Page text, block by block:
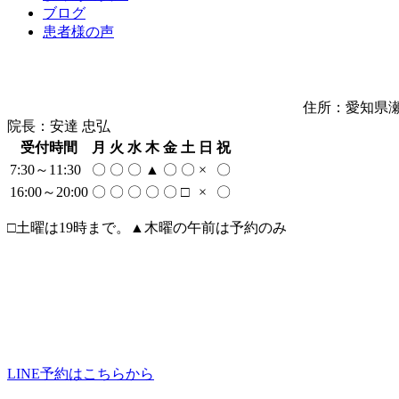
ブログ
患者様の声
住所：愛知県
院長：安達 忠弘
受付時間
月 火 水 木 金 土 日 祝
7:30～11:30
〇 〇 〇 ▲ 〇 〇 ×
〇
16:00～20:00 〇 〇 〇 〇 〇 □ × 〇
□土曜は19時まで。▲木曜の午前は予約のみ
LINE予約はこちらから